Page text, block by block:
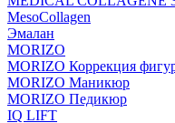
MesoCollagen
Эмалан
MORIZO
MORIZO Коррекция
MORIZO Маникюр
MORIZO Педикюр
IQ LIFT